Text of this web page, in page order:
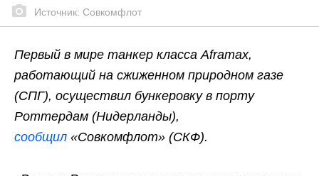
Источник: Совкомфлот
Первый в мире танкер класса Aframax,
работающий на сжиженном природном газе
(СПГ), осуществил бункеровку в порту
Роттердам (Нидерланды),
сообщил «Совкомфлот» (СКФ).